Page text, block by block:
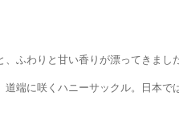
ふわりと甘い香りが漂ってきまし
道端に咲くハニーサックル。日本で